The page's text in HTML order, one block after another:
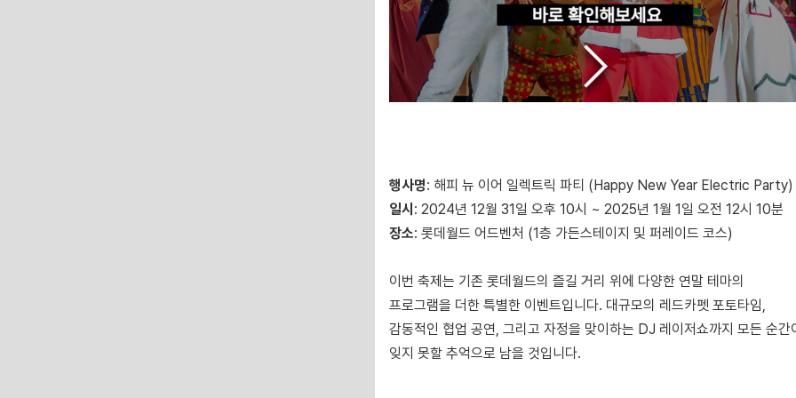
행사명: 해피 뉴 이어 일렉트릭 파티 (Happy New Year Electric Party)
일시 : 2024년 12월 31일 오후 10시 ~ 2025년 1월 1일 오전 12시 10분
장소: 롯데월드 어드벤처 (1층 가든스테이지 및 퍼레이드 코스)
이번 축제는 기존 롯데월드의 즐길 거리 위에 다양한 연말 테마의
프로그램을 더한 특별한 이벤트입니다. 대규모의 레드카펫 포토타임,
감동적인 협업 공연, 그리고 자정을 맞이하는 DJ 레이저쇼까지 모든 순간
잊지 못할 추억으로 남을 것입니다.